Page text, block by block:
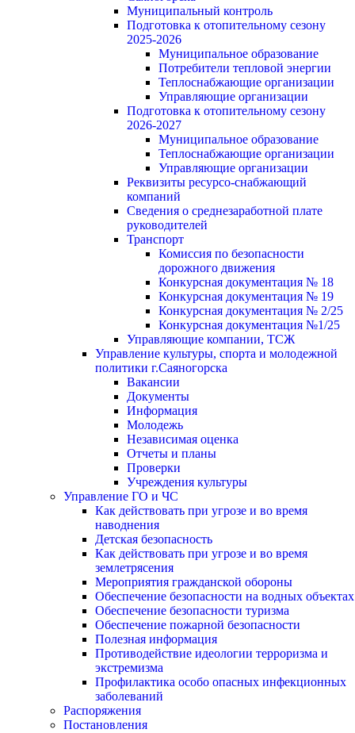
Муниципальный контроль
Подготовка к отопительному сезону
2025-2026
Муниципальное образование
Потребители тепловой энергии
Теплоснабжающие организации
Управляющие организации
Подготовка к отопительному сезону
2026-2027
Муниципальное образование
Теплоснабжающие организации
Управляющие организации
Реквизиты ресурсо-снабжающий
компаний
Сведения о среднезаработной плате
руководителей
Транспорт
Комиссия по безопасности
дорожного движения
Конкурсная документация № 18
Конкурсная документация № 19
Конкурсная документация № 2/25
Конкурсная документация №1/25
Управляющие компании, ТСЖ
Управление культуры, спорта и молодежной
политики г.Саяногорска
Вакансии
Документы
Информация
Молодежь
Независимая оценка
Отчеты и планы
Проверки
Учреждения культуры
Управление ГО и ЧС
Как действовать при угрозе и во время
наводнения
Детская безопасность
Как действовать при угрозе и во время
землетрясения
Мероприятия гражданской обороны
Обеспечение безопасности на водных объектах
Обеспечение безопасности туризма
Обеспечение пожарной безопасности
Полезная информация
Противодействие идеологии терроризма и
экстремизма
Профилактика особо опасных инфекционных
заболеваний
Распоряжения
Постановления